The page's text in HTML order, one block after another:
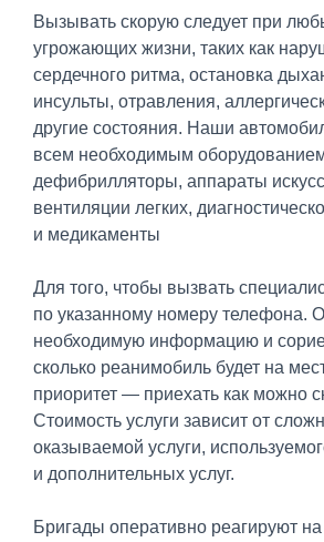
Вызывать скорую следует при
угрожающих жизни, таких как
сердечного ритма, остановка
инсульты, отравления,
другие состояния. Наши
всем необходимым
дефибрилляторы, аппараты
вентиляции легких,
и медикаменты
Для того, чтобы вызвать
по указанному номеру телефона.
необходимую информацию и
сколько реанимобиль будет на
приоритет — приехать как можно
Стоимость услуги зависит от
оказываемой услуги,
и дополнительных услуг.
Бригады оперативно реагируют